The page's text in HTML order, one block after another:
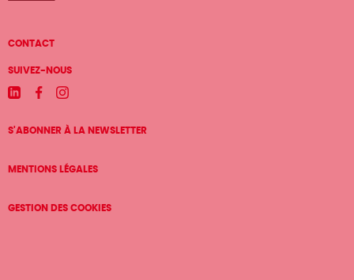
Menu
Pied
de
page
CONTACT
SUIVEZ-NOUS
LinkedinFacebookInstagram
S'ABONNER À LA NEWSLETTER
MENTIONS LÉGALES
GESTION DES COOKIES